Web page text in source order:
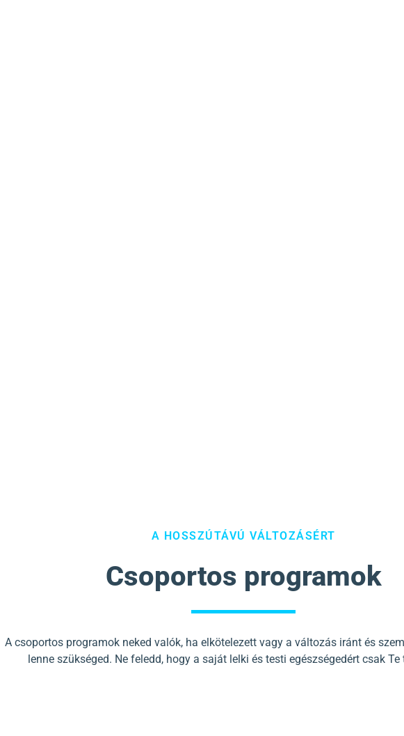
A HOSSZÚTÁVÚ VÁLTOZÁSÉRT
Csoportos programok
A csoportos programok neked valók, ha elkötelezett vagy a változás iránt és
lenne szükséged. Ne feledd, hogy a saját lelki és testi egészségedért csak